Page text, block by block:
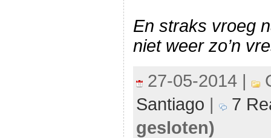
En straks vroeg
niet weer zo’n
27-05-2014 |
Santiago |
7
gesloten)